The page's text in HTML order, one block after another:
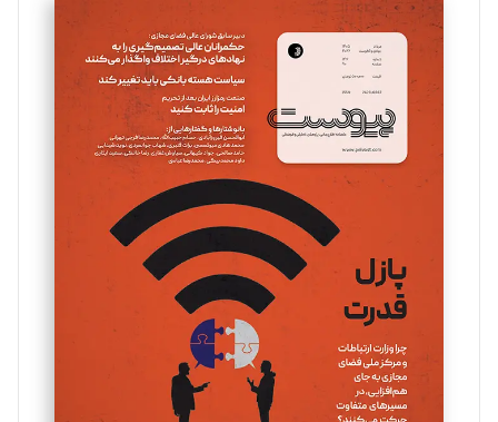
سروش کرمیان
تحریریه
مینا پاکدل
یسنا امان‌پور
تحریریه
ملینا جعفری
تحریریه